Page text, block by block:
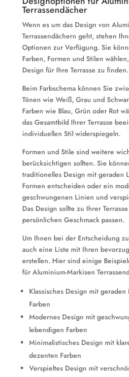
Terrassendächer
Wenn es um das Design von
Terrassendächern geht, stehen
Optionen zur Verfügung. Sie
Farben, Formen und Stilen
Design für Ihre Terrasse zu finden.
Beim Farbschema können Sie
Tönen wie Weiß, Grau und
Farben wie Blau, Grün oder Rot
das Gesamtbild Ihrer Terrasse
individuellen Stil widerspiegeln.
Formen und Stile sind weitere
berücksichtigen sollten. Sie
traditionelles Design mit geraden
Formen entscheiden oder ein
geschwungenen Linien und
Das Design sollte zu Ihrer
persönlichen Geschmack passen.
Um Ihnen bei der Entscheidung
auch eine Liste mit Ihren
erstellen. Hier sind einige
für Aluminium-Markisen
Klassisches Design mit
Farben
Modernes Design mit
lebendigen Farben
Minimalistisches Design mit
dezenten Farben
Verspieltes Design mit